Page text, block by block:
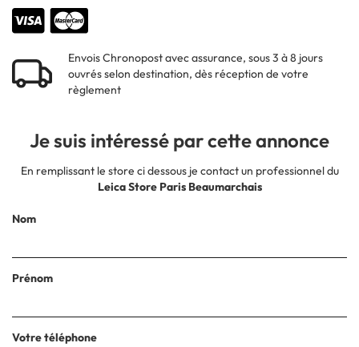
Envois Chronopost avec assurance, sous 3 à 8 jours
ouvrés selon destination, dès réception de votre
règlement
Je suis intéressé par cette annonce
En remplissant le store ci dessous je contact un professionnel du
Leica Store Paris Beaumarchais
Nom
Prénom
Votre téléphone